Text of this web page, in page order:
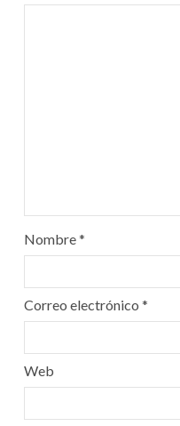
Nombre*
Correo electrónico *
Web